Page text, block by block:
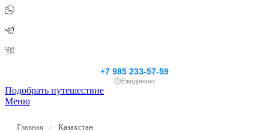
+7 985 233-57-59
Ежедневно
Подобрать путешествие
Меню
Главная » Казахстан